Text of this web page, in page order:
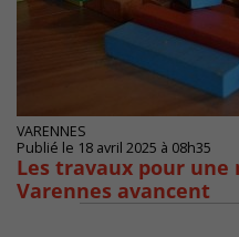
VARENNES
Publié le 18 avril 2025 à 08h35
Les travaux pour
Varennes avancent